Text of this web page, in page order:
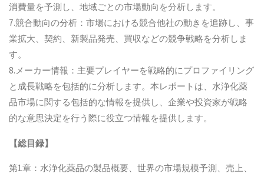
消費量を予測し、地域ごとの市場動向を分析します。
7.競合動向の分析：市場における競合他社の動きを追跡し、事
業拡大、契約、新製品発売、買収などの競争戦略を分析しま
す。
8.メーカー情報：主要プレイヤーを戦略的にプロファイリング
と成長戦略を包括的に分析します。本レポートは、水浄化薬
品市場に関する包括的な情報を提供し、企業や投資家が戦略
的な意思決定を行う際に役立つ情報を提供します。
【総目録】
第1章：水浄化薬品の製品概要、世界の市場規模予測、売上、